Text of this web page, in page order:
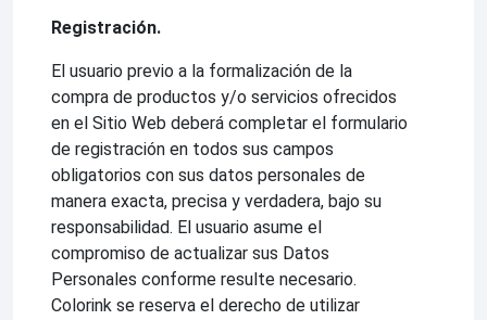
Registración.
El usuario previo a la formalización de la
compra de productos y/o servicios ofrecidos
en el Sitio Web deberá completar el formulario
de registración en todos sus campos
obligatorios con sus datos personales de
manera exacta, precisa y verdadera, bajo su
responsabilidad. El usuario asume el
compromiso de actualizar sus Datos
Personales conforme resulte necesario.
Colorink se reserva el derecho de utilizar